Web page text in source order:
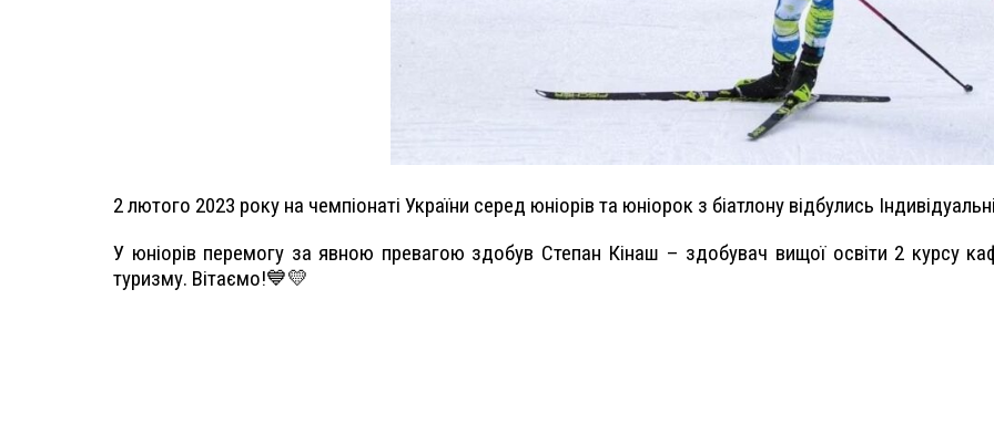
2 лютого 2023 року на чемпіонаті України серед юніорів та юніорок з біатлону відбулись
У юніорів перемогу за явною превагою здобув Степан Кінаш – здобувач вищої освіти 2 курсу
туризму. Вітаємо!💙💛